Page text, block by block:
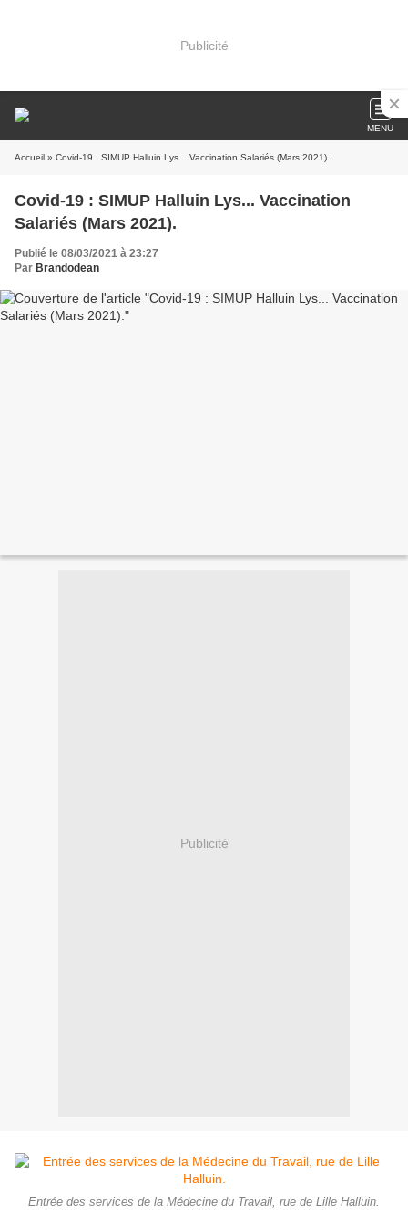
Publicité
MENU
Accueil » Covid-19 : SIMUP Halluin Lys... Vaccination Salariés (Mars 2021).
Covid-19 : SIMUP Halluin Lys... Vaccination
Salariés (Mars 2021).
Publié le 08/03/2021 à 23:27
Par Brandodean
Publicité
Entrée des services de la Médecine du Travail, rue de Lille Halluin.